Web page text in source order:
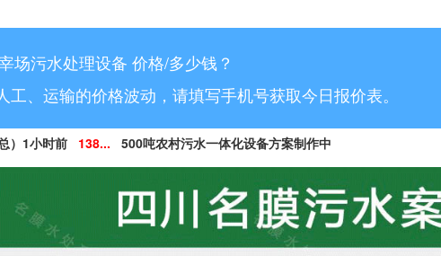
场污水处理设备 价格/多少钱？
工、运输的价格波动，请填写手机号获取今日报价表。
）1小时前 138...
500吨农村污水一体化设备方案制作中
小姐）3小时前 158... 10吨工业污水设备报价已发送
黄总）7小时前
182... 70吨气浮机产品参数表已发送
经理）30分钟前
136... 5吨小型污水处理设备合同已签订